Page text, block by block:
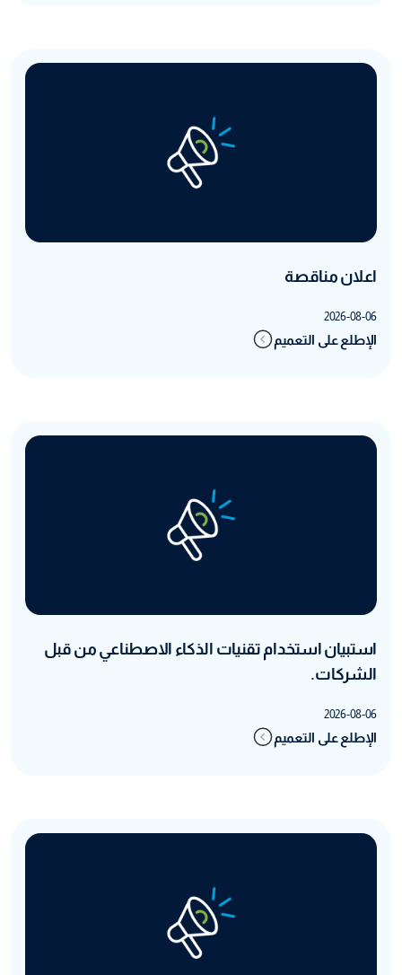
اعلان مناقصة
2026-08-06
الإطلع على التعميم
استبيان استخدام تقنيات الذكاء الاصطناعي من قبل
الشركات.
2026-08-06
الإطلع على التعميم